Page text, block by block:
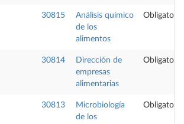
30815
Análisis químico
de los
alimentos
Obligatoria
30814
Dirección de
empresas
alimentarias
Obligatoria
30813
Microbiología
de los
Obligatoria